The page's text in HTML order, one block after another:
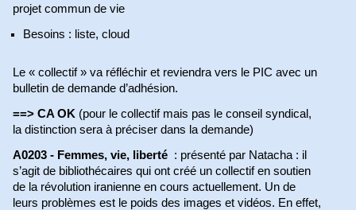
projet commun de vie
Besoins : liste, cloud
Le « collectif » va réfléchir et reviendra vers le PIC avec un
bulletin de demande d’adhésion.
==> CA OK (pour le collectif mais pas le conseil syndical,
la distinction sera à préciser dans la demande)
A0203 - Femmes, vie, liberté : présenté par Natacha : il
s’agit de bibliothécaires qui ont créé un collectif en soutien
de la révolution iranienne en cours actuellement. Un de
leurs problèmes est le poids des images et vidéos. En effet,